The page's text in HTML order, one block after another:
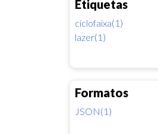
Etiquetas
ciclofaixa(1)
lazer(1)
Formatos
JSON(1)